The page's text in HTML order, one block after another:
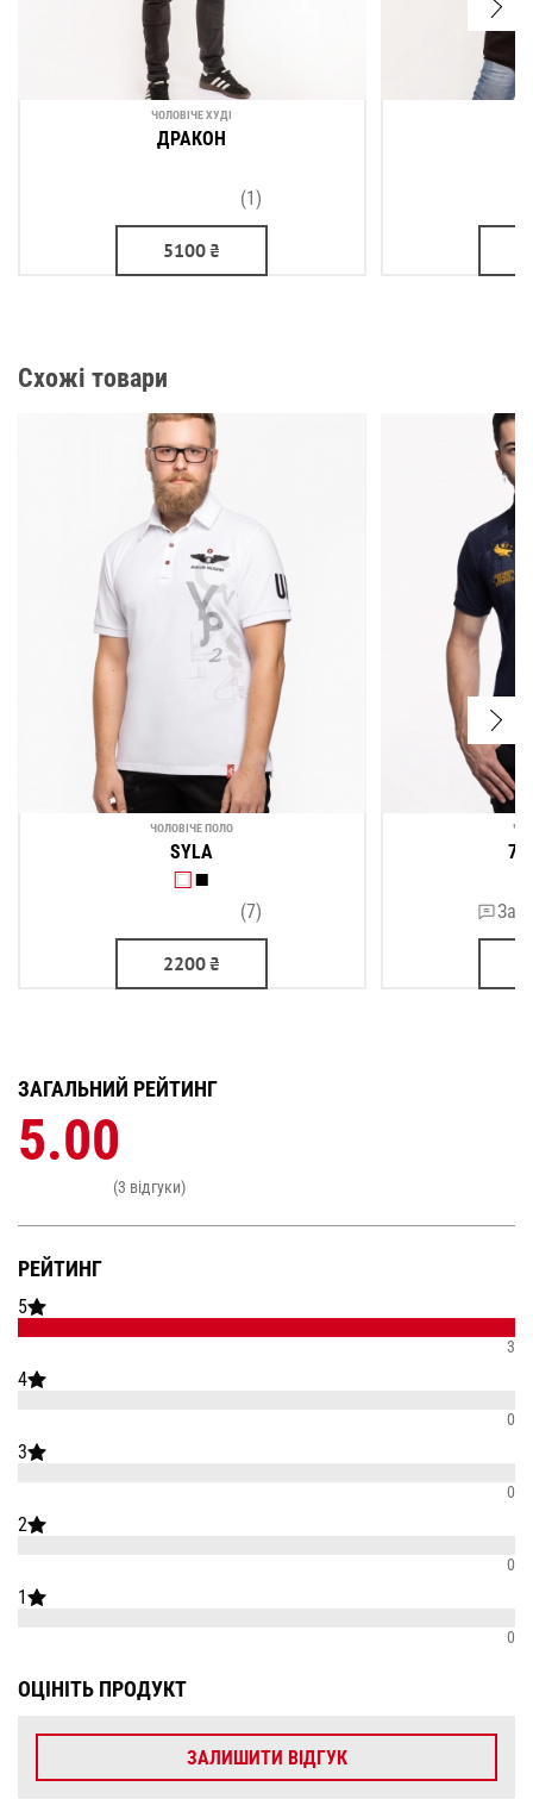
ЧОЛОВІЧЕ ХУДІ
ДРАКОН
(1)
5100₴
Схожі товари
ЧОЛОВІЧЕ ПОЛО
SYLA
(7)
2200₴
7
РЕЙТИНГ
5
3
4
0
3
0
2
0
1
0
ЗАГАЛЬНИЙ РЕЙТИНГ
5.00
(3 відгуки)
ОЦІНІТЬ ПРОДУКТ
ЗАЛИШИТИ ВІДГУК